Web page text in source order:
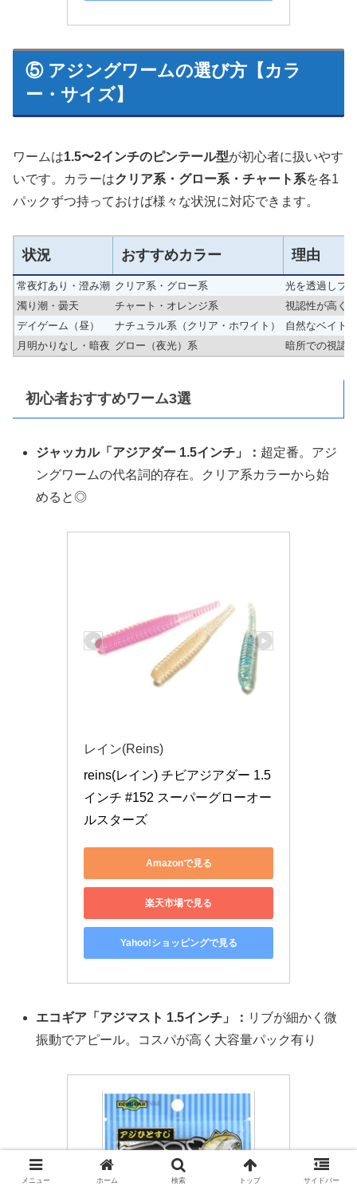
⑤ アジングワームの選び方【カラ
ー・サイズ】
ワームは1.5〜2インチのピンテール型が初心者に扱いやす
いです。カラーはクリア系・グロー系・チャート系を各1
パックずつ持っておけば様々な状況に対応できます。
状況 おすすめカラー 理由
常夜灯あり・澄み潮 クリア系・グロー系
光を透過しプ
濁り潮・曇天
チャート・オレンジ系
視認性が高く
デイゲーム（昼）
ナチュラル系（クリア・ホワイト）
自然なベイト
月明かりなし・暗夜 グロー（夜光）系 暗所での視認
初心者おすすめワーム3選
ジャッカル「アジアダー 1.5インチ」： 超定番。アジ
ングワームの代名詞的存在。クリア系カラーから始
めると◎
レイン(Reins)
reins(レイン) チビアジアダー 1.5
インチ #152 スーパーグローオー
ルスターズ
Amazonで見る
楽天市場で見る
Yahoo!ショッピングで見る
エコギア「アジマスト 1.5インチ」： リブが細かく微
振動でアピール。コスパが高く大容量パック有り
メニュー ホーム 検索 トップ サイドバー